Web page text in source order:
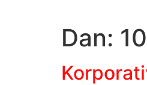
Dan: